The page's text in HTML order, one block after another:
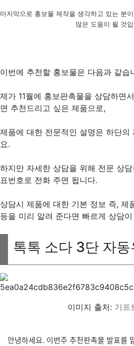
마지막으로 홍보물 제작을 생각하고 있는 분
많은 도움이 될 것
이번에 추천할 홍보물은 다음과 같습
제가 11월에 홍보판촉물을 상담하면
면 추천드리고 싶은 제품으로,
제품에 대한 전문적인 설명은 하단의
요.
하지만 자세한 상담을 위해 전문 상
표번호로 전화 주면 됩니다.
상담시 제품에 대한 기본 정보 즉,
등을 미리 알려 준다면 빠르게 상담
톡톡 소다 3단 자
이미지 출처: 기프
안녕하세요. 이번주 추천판촉물 발표를